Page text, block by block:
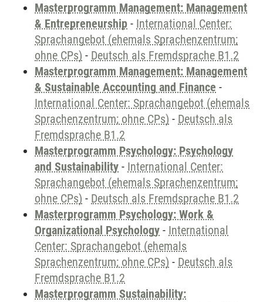
Masterprogramm Management: Management
& Entrepreneurship - International Center:
Sprachangebot (ehemals Sprachenzentrum;
ohne CPs) - Deutsch als Fremdsprache B1.2
Masterprogramm Management: Management
& Sustainable Accounting and Finance -
International Center: Sprachangebot (ehemals
Sprachenzentrum; ohne CPs) - Deutsch als
Fremdsprache B1.2
Masterprogramm Psychology: Psychology
and Sustainability - International Center:
Sprachangebot (ehemals Sprachenzentrum;
ohne CPs) - Deutsch als Fremdsprache B1.2
Masterprogramm Psychology: Work &
Organizational Psychology - International
Center: Sprachangebot (ehemals
Sprachenzentrum; ohne CPs) - Deutsch als
Fremdsprache B1.2
Masterprogramm Sustainability: